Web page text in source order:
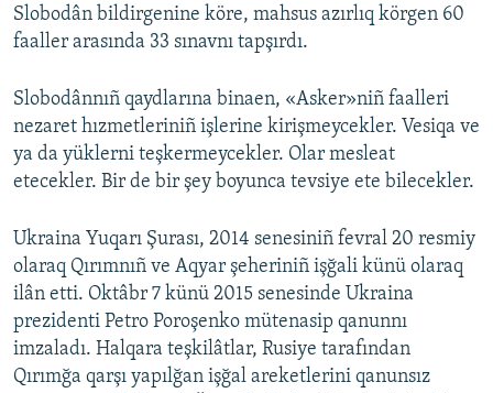
Slobodân bildirgenine köre, mahsus azırlıq körgen 60
faaller arasında 33 sınavnı tapşırdı.
Slobodânnıñ qaydlarına binaen, «Asker»niñ faalleri
nezaret hızmetleriniñ işlerine kirişmeycekler. Vesiqa ve
ya da yüklerni teşkermeycekler. Olar mesleat
etecekler. Bir de bir şey boyunca tevsiye ete bilecekler.
Ukraina Yuqarı Şurası, 2014 senesiniñ fevral 20 resmiy
olaraq Qırımnıñ ve Aqyar şeheriniñ işğali künü olaraq
ilân etti. Oktâbr 7 künü 2015 senesinde Ukraina
prezidenti Petro Poroşenko mütenasip qanunnı
imzaladı. Halqara teşkilâtlar, Rusiye tarafından
Qırımğa qarşı yapılğan işğal areketlerini qanunsız